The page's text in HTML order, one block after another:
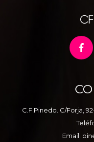
C.F.Pinedo. C/Forja,
Email.